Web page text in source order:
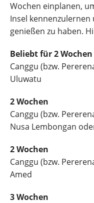
Wochen einplanen,
Insel
genießen zu haben.
Beliebt für 2 Wochen
Canggu (bzw.
Uluwatu
2 Wochen
Canggu (bzw.
Nusa Lembongan
2 Wochen
Canggu (bzw.
Amed
3 Wochen